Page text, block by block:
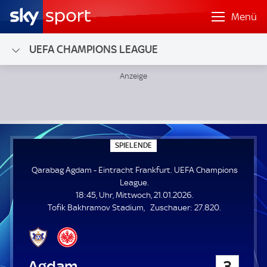
Menü
UEFA CHAMPIONS LEAGUE
Qarabag Agdam - Eintracht Frankfurt; UEFA Champions
SPIELENDE
P
E
N
D
E
Qarabag Agdam - Eintracht Frankfurt. UEFA Champions
League.
18:45, Uhr, Mittwoch, 21.01.2026.
Tofik Bakhramov Stadium
Zuschauer: Z
27.820.